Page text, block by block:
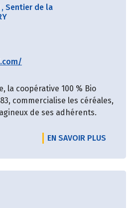
, Sentier de la
la coopérative 100 % Bio
commercialise les céréales,
de ses adhérents.
EN SAVOIR PLUS